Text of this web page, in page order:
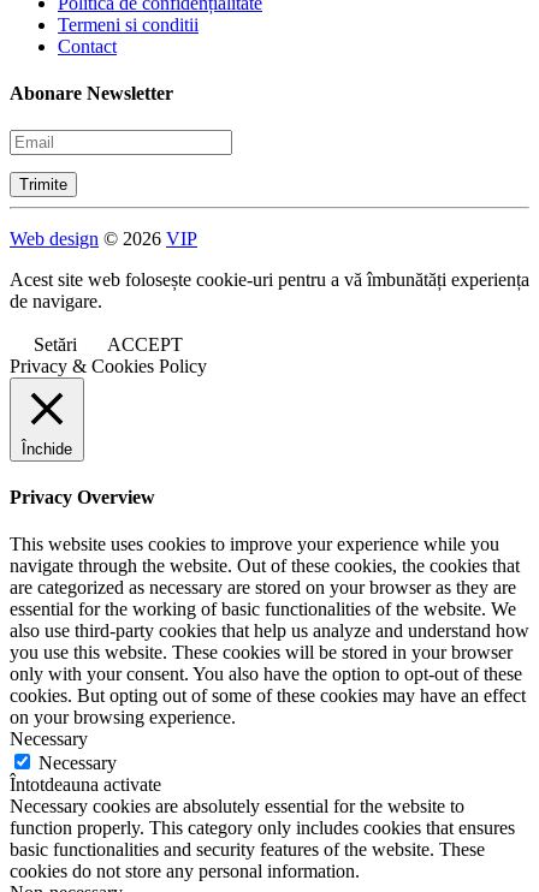
Termeni si conditii
Contact
Abonare Newsletter
Web design © 2026 VIP
Acest site web folosește cookie-uri pentru a vă îmbunătăți experiența
de navigare.
Setări
ACCEPT
Privacy & Cookies Policy
Închide
Privacy Overview
This website uses cookies to improve your experience while you
navigate through the website. Out of these cookies, the cookies that
are categorized as necessary are stored on your browser as they are
essential for the working of basic functionalities of the website. We
also use third-party cookies that help us analyze and understand how
you use this website. These cookies will be stored in your browser
only with your consent. You also have the option to opt-out of these
cookies. But opting out of some of these cookies may have an effect
on your browsing experience.
Necessary
Necessary
Întotdeauna activate
Necessary cookies are absolutely essential for the website to
function properly. This category only includes cookies that ensures
basic functionalities and security features of the website. These
cookies do not store any personal information.